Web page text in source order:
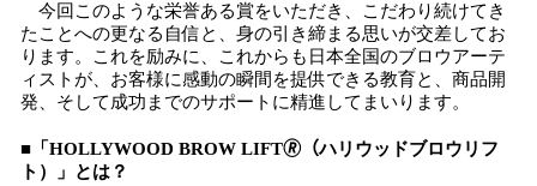
今回このような栄誉ある賞をいただき、こだわり続けてき
たことへの更なる自信と、身の引き締まる思いが交差してお
ります。これを励みに、これからも日本全国のブロウアーテ
ィストが、お客様に感動の瞬間を提供できる教育と、商品開
発、そして成功までのサポートに精進してまいります。
■「HOLLYWOOD BROW LIFT🄬（ハリウッドブロウリフ
ト）」とは？